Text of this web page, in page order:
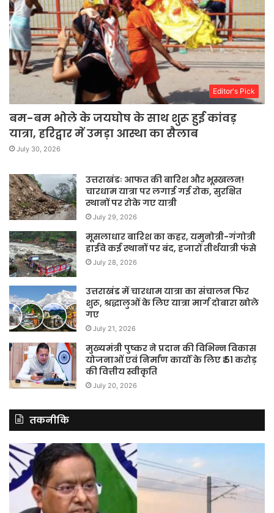
Editor's Pick
बम-बम भोले के जयघोष के साथ शुरू हुई कांवड़
यात्रा, हरिद्वार में उमड़ा आस्था का सैलाब
July 30, 2026
उत्तराखंडः आफत की बारिश और भूस्खलन!
चारधाम यात्रा पर लगाई गई रोक, सुरक्षित
स्थानों पर रोके गए यात्री
July 29, 2026
मूसलाधार बारिश का कहर, यमुनोत्री-गंगोत्री
हाईवे कई स्थानों पर बंद, हजारों तीर्थयात्री फंसे
July 28, 2026
उत्तराखंड में चारधाम यात्रा का संचालन फिर
शुरू, श्रद्धालुओं के लिए यात्रा मार्ग दोबारा खोले
गए
July 21, 2026
मुख्यमंत्री पुष्कर ने प्रदान की विभिन्न विकास
योजनाओं एवं निर्माण कार्यों के लिए ₹ 51 करोड़
की वित्तीय स्वीकृति
July 20, 2026
तकनीकि